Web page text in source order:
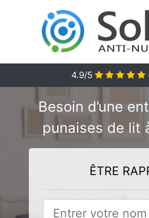
4.9/5
Besoin d’une
punaises de lit
ÊTRE